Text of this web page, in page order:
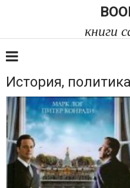
книги
История, политика